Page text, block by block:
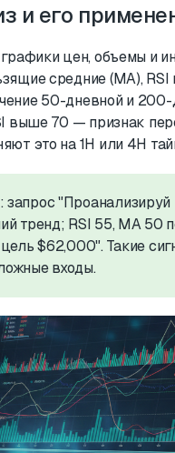
и его
цен, объемы и
средние (MA),
50-дневной и
выше 70 — признак
это на 1H или 4H
"Проанализируй
тренд; RSI 55, MA 50
$62,000". Такие
входы.